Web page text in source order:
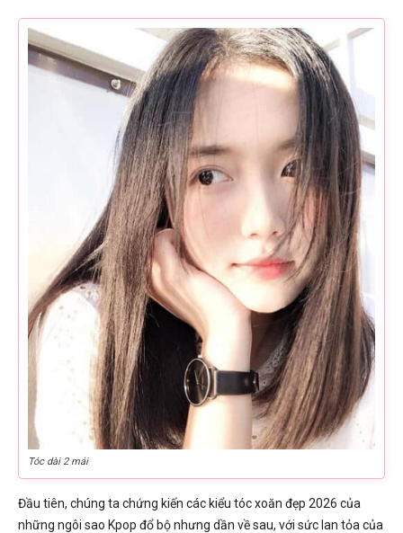
Tóc dài 2 mái
Đầu tiên, chúng ta chứng kiến các kiểu tóc xoăn đẹp 2026 của
những ngôi sao Kpop đổ bộ nhưng dần về sau, với sức lan tỏa của